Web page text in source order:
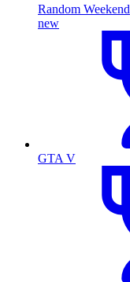
Random Weekend
new
GTA V